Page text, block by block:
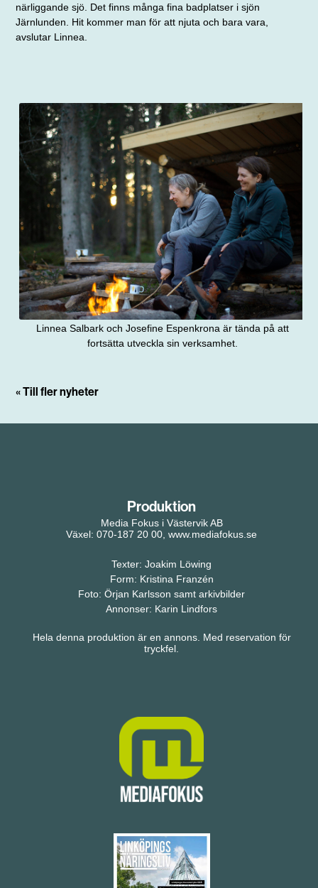
närliggande sjö. Det finns många fina badplatser i sjön
Järnlunden. Hit kommer man för att njuta och bara vara,
avslutar Linnea.
Linnea Salbark och Josefine Espenkrona är tända på att
fortsätta utveckla sin verksamhet.
« Till fler nyheter
Produktion
Media Fokus i Västervik AB
Växel: 070-187 20 00, www.mediafokus.se
Texter: Joakim Löwing
Form: Kristina Franzén
Foto: Örjan Karlsson samt arkivbilder
Annonser: Karin Lindfors
Hela denna produktion är en annons. Med reservation för
tryckfel.